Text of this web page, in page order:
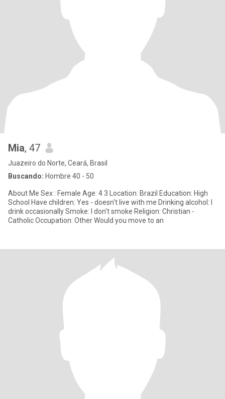
Mia, 47
Juazeiro do Norte, Ceará, Brasil
Buscando: Hombre 40 - 50
About Me Sex : Female Age: 4 3 Location: Brazil Education: High
School Have children: Yes - doesn't live with me Drinking alcohol: I
drink occasionally Smoke: I don't smoke Religion: Christian -
Catholic Occupation: Other Would you move to an